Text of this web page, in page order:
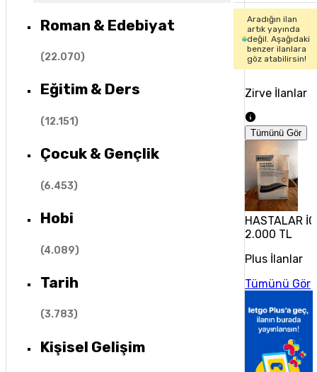
Roman & Edebiyat
(22.070)
Eğitim & Ders
(12.151)
Çocuk & Gençlik
(6.453)
Hobi
(4.089)
Tarih
(3.783)
Kişisel Gelişim
Aradığın ilan
artık yayında
değil. Aşağıdaki
benzer ilanlara
göz atabilirsin!
Zirve İlanlar
Tümünü Gör
HASTALAR
2.000 TL
Plus İlanlar
Tümünü Gör